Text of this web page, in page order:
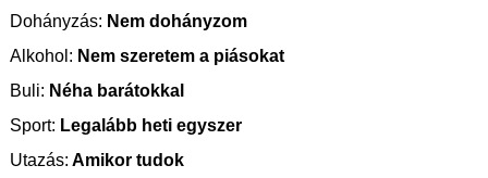
Dohányzás: Nem dohányzom
Alkohol: Nem szeretem a piásokat
Buli: Néha barátokkal
Sport: Legalább heti egyszer
Utazás: Amikor tudok